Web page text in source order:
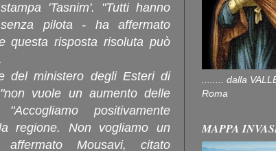
'Tasnim'. "Tutti hanno
pilota - ha affermato
questa risposta risoluta può
del ministero degli Esteri di
vuole un aumento delle
positivamente
regione. Non vogliamo un
Mousavi, citato
........ dalla
Roma
MAPPA